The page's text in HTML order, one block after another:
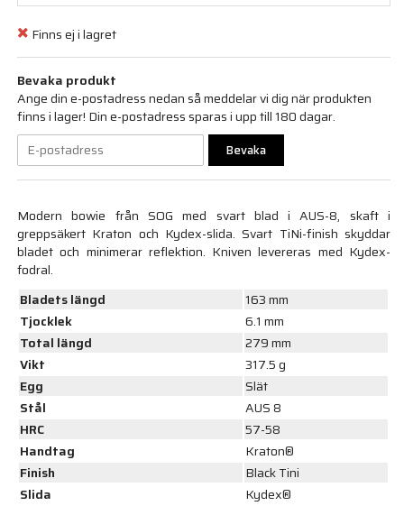
Finns ej i lagret
Bevaka produkt
Ange din e-postadress nedan så meddelar vi dig när produkten
finns i lager! Din e-postadress sparas i upp till 180 dagar.
Bevaka
Modern bowie från SOG med svart blad i AUS-8, skaft i
greppsäkert Kraton och Kydex-slida. Svart TiNi-finish skyddar
bladet och minimerar reflektion. Kniven levereras med Kydex-
fodral.
Bladets längd
163 mm
Tjocklek
6.1 mm
Total längd
279 mm
Vikt
317.5 g
Egg
Slät
Stål
AUS 8
HRC
57-58
Handtag
Kraton®
Finish
Black Tini
Slida
Kydex®